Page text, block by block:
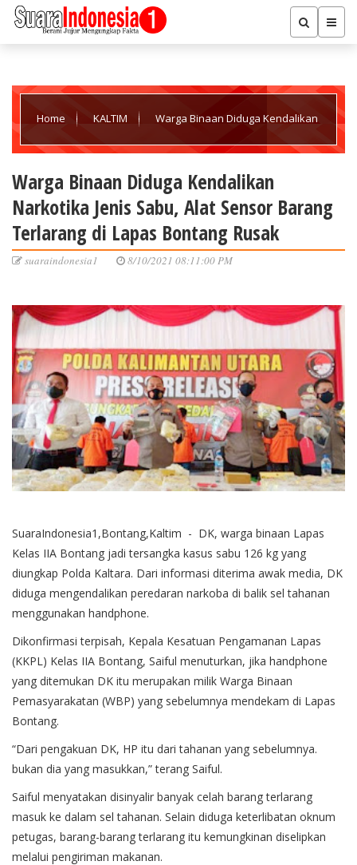
Home KALTIM Warga Binaan Diduga Kendalikan
Bontang Rusak
Warga Binaan Diduga Kendalikan
Narkotika Jenis Sabu, Alat Sensor Barang
Terlarang di Lapas Bontang Rusak
suaraindonesia1 8/10/2021 08:11:00 PM
SuaraIndonesia1,Bontang,Kaltim - DK, warga binaan Lapas
Kelas IIA Bontang jadi tersangka kasus sabu 126 kg yang
diungkap Polda Kaltara. Dari informasi diterima awak media, DK
diduga mengendalikan peredaran narkoba di balik sel tahanan
menggunakan handphone.
Dikonfirmasi terpisah, Kepala Kesatuan Pengamanan Lapas
(KKPL) Kelas IIA Bontang, Saiful menuturkan, jika handphone
yang ditemukan DK itu merupakan milik Warga Binaan
Pemasyarakatan (WBP) yang sebelumnya mendekam di Lapas
Bontang.
“Dari pengakuan DK, HP itu dari tahanan yang sebelumnya.
bukan dia yang masukkan,” terang Saiful.
Saiful menyatakan disinyalir banyak celah barang terlarang
masuk ke dalam sel tahanan. Selain diduga keterlibatan oknum
petugas, barang-barang terlarang itu kemungkinan diselipkan
melalui pengiriman makanan.